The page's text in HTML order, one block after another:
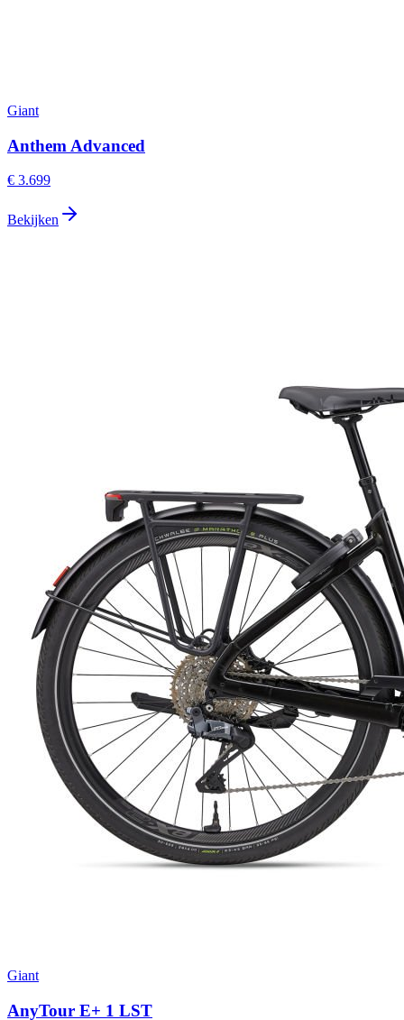
Giant
Anthem Advanced
€ 3.699
Bekijken
Giant
AnyTour E+ 1 LST